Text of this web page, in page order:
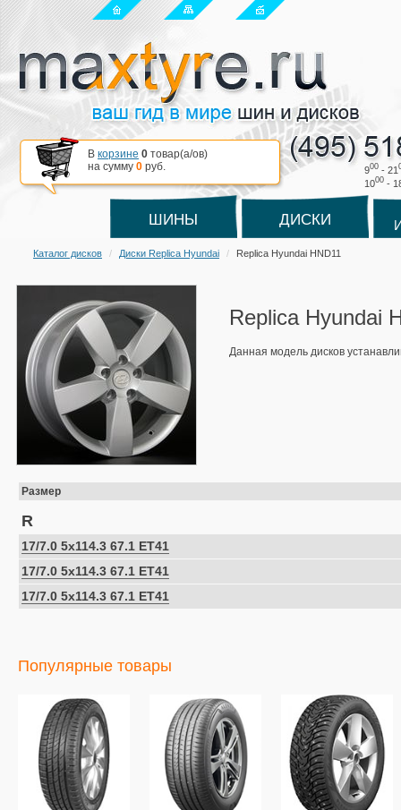
900 - 21
1000 -
В корзине 0 товар(a/ов)
на сумму 0 руб.
ШИНЫ ДИСКИ
Каталог дисков Диски Replica Hyundai Replica Hyundai HND11
Replica Hyundai
Данная модель дисков
Размер
R
17/7.0 5x114.3 67.1 ET41
17/7.0 5x114.3 67.1 ET41
17/7.0 5x114.3 67.1 ET41
Популярные товары